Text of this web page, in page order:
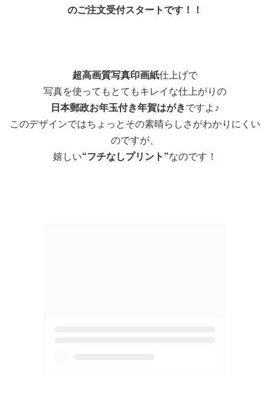
のご注文受付スタートです！！
超高画質写真印画紙仕上げで
写真を使ってもとてもキレイな仕上がりの
日本郵政お年玉付き年賀はがきですよ♪
このデザインではちょっとその素晴らしさがわかりにくい
のですが、
嬉しい“フチなしプリント”なのです！